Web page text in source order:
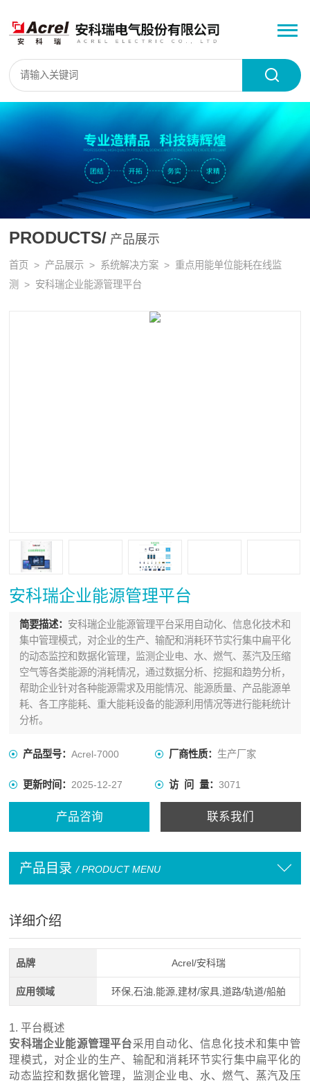
PRODUCTS/ 产品展示
首页 > 产品展示 > 系统解决方案 > 重点用能单位能耗在线监
测
> 安科瑞企业能源管理平台
安科瑞企业能源管理平台
简要描述： 安科瑞企业能源管理平台采用自动化、信息化技术和
集中管理模式，对企业的生产、输配和消耗环节实行集中扁平化
的动态监控和数据化管理，监测企业电、水、燃气、蒸汽及压缩
空气等各类能源的消耗情况，通过数据分析、挖掘和趋势分析，
帮助企业针对各种能源需求及用能情况、能源质量、产品能源单
耗、各工序能耗、重大能耗设备的能源利用情况等进行能耗统计
分析。
产品型号：Acrel-7000 厂商性质： 生产厂家
更新时间：2025-12-27 访 问 量： 3071
产品咨询 联系我们
产品目录 / PRODUCT MENU
详细介绍
品牌 Acrel/安科瑞
应用领域 环保,石油,能源,建材/家具,道路/轨道/船舶
1. 平台概述
安科瑞企业能源管理平台采用自动化、信息化技术和集中管
理模式，对企业的生产、输配和消耗环节实行集中扁平化的
动态监控和数据化管理，监测企业电、水、燃气、蒸汽及压